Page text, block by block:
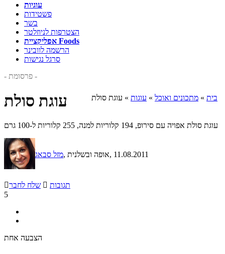
עוגיות
פשטידות
בשר
הצטרפות לניוזלטר
אפליקציית Foods
הרשמה לוובינר
סרגל נגישות
- פרסומת -
בית » מתכונים ואוכל » עוגות » עוגת סולת עוגת סולת
עוגת סולת אפויה עם סירופ, 194 קלוריות למנה, 255 קלוריות ל-100 גרם
מזל סבאג , אופה ובשלנית, 11.08.2011
שלח לחבר  תגובות
5
הצבעה אחת